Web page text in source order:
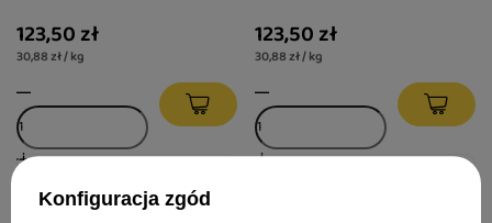
123,50 zł
30,88 zł / kg
123,50 zł
30,88 zł / kg
Konfiguracja zgód